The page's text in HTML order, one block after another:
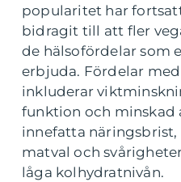
popularitet har
bidragit till att fler
de hälsofördelar som
erbjuda. Fördelar
inkluderar
funktion och minskad
innefatta näringsbrist,
matval och
låga kolhydratnivån.